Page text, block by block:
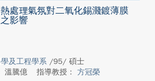
處理氣氛對二氧化錫濺鍍薄膜
影響
及工程學系 /95/ 碩士
溫騰億
指導教授： 方冠榮